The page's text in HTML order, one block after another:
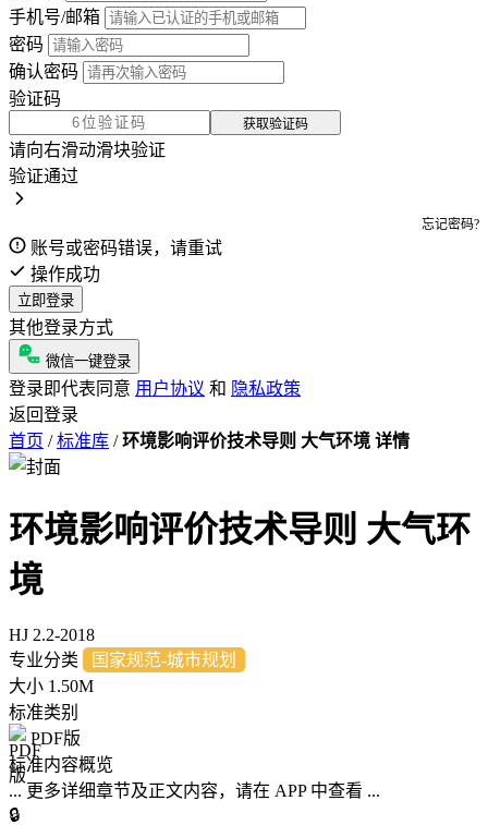
手机号/邮箱
密码
确认密码
验证码
获取验证码
请向右滑动滑块验证
验证通过
忘记密码?
账号或密码错误，请重试
操作成功
立即登录
其他登录方式
微信一键登录
登录即代表同意 用户协议 和 隐私政策
返回登录
首页 / 标准库 / 环境影响评价技术导则 大气环境 详情
环境影响评价技术导则 大气环
境
HJ 2.2-2018
专业分类
国家规范-城市规划
大小 1.50M
标准类别
PDF版
标准内容概览
... 更多详细章节及正文内容，请在 APP 中查看 ...
🔒